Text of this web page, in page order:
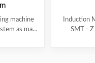
machine
as main
two times
Induction
SMT -